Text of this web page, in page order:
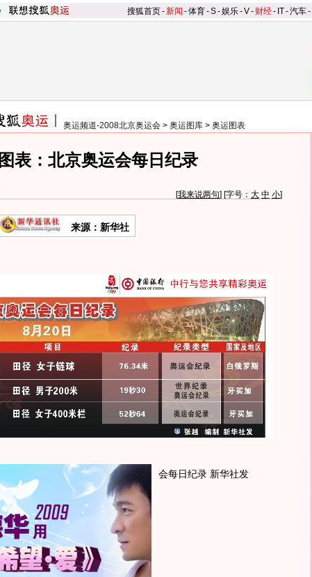
搜狐首页-新闻 -体育-S-娱乐-V- 财经- IT-汽车-
奥运频道-2008北京奥运会 > 奥运图库 > 奥运图表
图表：北京奥运会每日纪录
[我来说两句] [字号： 大 中 小]
来源：新华社
会每日纪录 新华社发